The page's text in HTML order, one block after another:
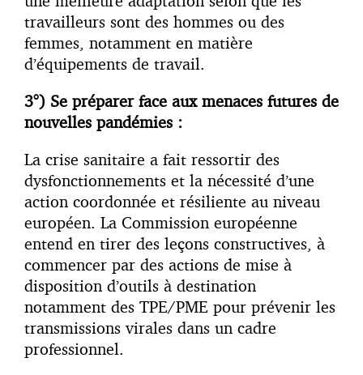
travailleurs sont des hommes ou des
femmes, notamment en matière
d’équipements de travail.
3°) Se préparer face aux menaces futures de
nouvelles pandémies :
La crise sanitaire a fait ressortir des
dysfonctionnements et la nécessité d’une
action coordonnée et résiliente au niveau
européen. La Commission européenne
entend en tirer des leçons constructives, à
commencer par des actions de mise à
disposition d’outils à destination
notamment des TPE/PME pour prévenir les
transmissions virales dans un cadre
professionnel.